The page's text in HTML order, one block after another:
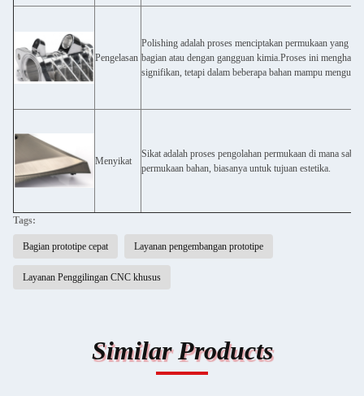
Pengelasan
Polishing adalah proses menciptakan permukaan yang
bagian atau dengan gangguan kimia.Proses ini
signifikan, tetapi dalam beberapa bahan mampu
Menyikat
Sikat adalah proses pengolahan permukaan di mana
permukaan bahan, biasanya untuk tujuan estetika.
Tags:
Bagian prototipe cepat Layanan pengembangan prototipe
Layanan Penggilingan CNC khusus
Similar Products